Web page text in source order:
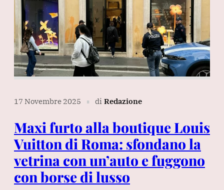
17 Novembre 2025 ∎ di Redazione
Maxi furto alla boutique Louis
Vuitton di Roma: sfondano la
vetrina con un’auto e fuggono
con borse di lusso